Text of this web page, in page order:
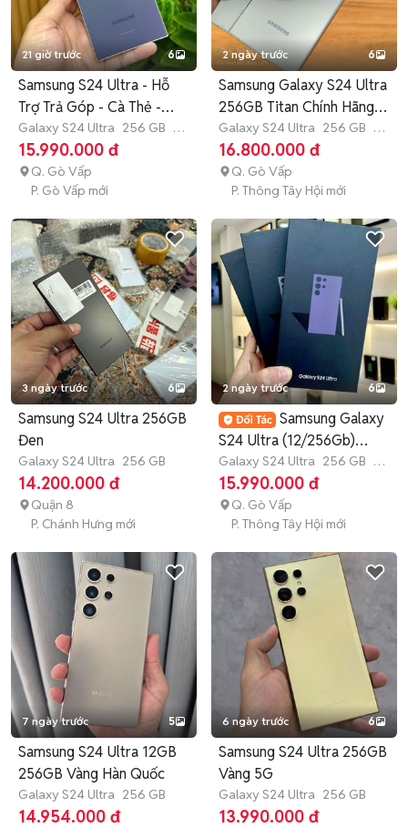
21 giờ trước 6
Samsung S24 Ultra - Hỗ
Trợ Trả Góp - Cà Thẻ -
SHIP
Galaxy S24 Ultra 256 GB 4-
6 tháng
15.990.000 đ
Q. Gò Vấp
P. Gò Vấp mới
2 ngày trước 6
Samsung Galaxy S24 Ultra
256GB Titan Chính Hãng
VN
Galaxy S24 Ultra 256 GB 4-
6 tháng
16.800.000 đ
Q. Gò Vấp
P. Thông Tây Hội mới
3 ngày trước 6
Samsung S24 Ultra 256GB
Đen
Galaxy S24 Ultra 256 GB
14.200.000 đ
Quận 8
P. Chánh Hưng mới
2 ngày trước 6
Samsung Galaxy
S24 Ultra (12/256Gb)
New Fullbox
Galaxy S24 Ultra 256 GB 7-
12 tháng
15.990.000 đ
Q. Gò Vấp
P. Thông Tây Hội mới
7 ngày trước 5
Samsung S24 Ultra 12GB
256GB Vàng Hàn Quốc
Galaxy S24 Ultra 256 GB
14.954.000 đ
6 ngày trước 6
Samsung S24 Ultra 256GB
Vàng 5G
Galaxy S24 Ultra 256 GB
13.990.000 đ